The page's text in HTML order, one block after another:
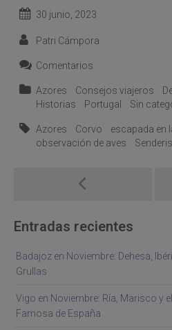
30 junio, 2023
Patri Cámpora
Comentarios
Azores Consejos viajeros
Historias
Portugal Sin
Azores Corvo escapada en
observación de aves
navigation
Entradas recientes
Badajoz en Noviembre: Dehesa,
Grullas
Vigo en Noviembre: Ría, Marisco y
Famosa de España